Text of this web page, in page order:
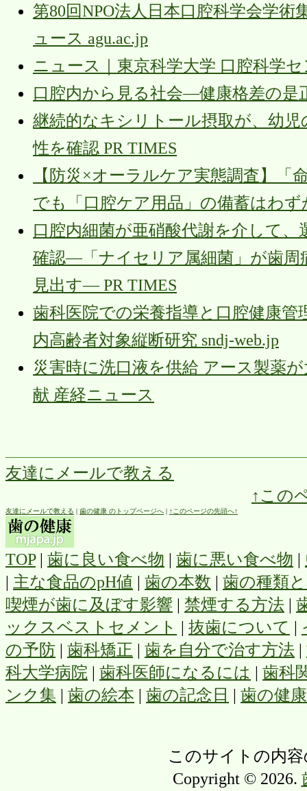
第80回NPO法人日本口腔科学会学
ュース agu.ac.jp
ニュース｜東京科学大学 口腔科学セ
口腔内から見る社会—健康格差の是
継続的なキシリトール摂取が、幼
性を確認 PR TIMES
【防災×オーラルケア実態調査】
でも「口腔ケア用品」の備蓄はわず
口腔内細菌が亜硝酸代謝を介して
確認―「ナイセリア属細菌」が歯周
見出す― PR TIMES
歯科医院での栄養指導と口腔健康
内高齢者対象縦断研究 sndj-web.jp
災害時に洗口液を供給 アース製薬
献 産経ニュース
友達にメールで教える
↑この
友達にメールで教える | 歯の健康 のトップページへ | ↑このページの先頭へ↑
TOP| 歯に良い食べ物 | 歯に悪い食べ物 |
| 主な食品のpH値 | 歯の本数 | 歯の種類
喫煙が歯に及ぼす影響 | 禁煙する方法 |
ックスベストセメント | 抜歯について |
の予防 | 歯科矯正 | 歯を自分で治す方法 |
科大学病院 | 歯科医師になるには | 歯科
ンク集 | 歯の絵本 | 歯の記念日 | 歯の健
このサイトの内
Copyright © 2026.